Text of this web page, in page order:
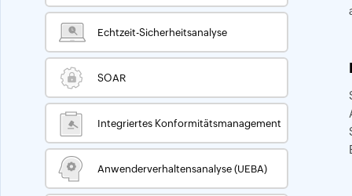
Echtzeit-Sicherheitsanalyse
SOAR
Integriertes Konformitätsmanagement
Anwenderverhaltensanalyse (UEBA)